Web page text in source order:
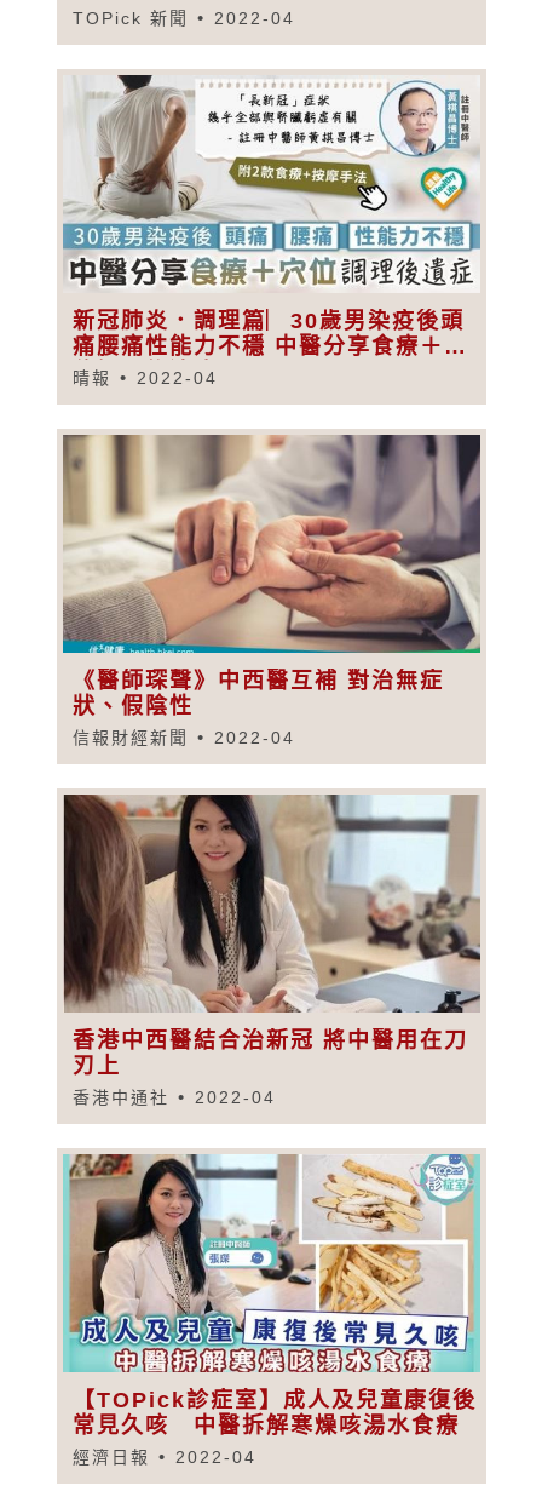
TOPick 新聞 2022-04
新冠肺炎．調理篇︳30歲男染疫後頭
痛腰痛性能力不穩 中醫分享食療＋穴
位調理後遺症
晴報 2022-04
《醫師琛聲》中西醫互補 對治無症
狀、假陰性
信報財經新聞 2022-04
香港中西醫結合治新冠 將中醫用在刀
刃上
香港中通社 2022-04
【TOPick診症室】成人及兒童康復後
常見久咳 中醫拆解寒燥咳湯水食療
經濟日報 2022-04